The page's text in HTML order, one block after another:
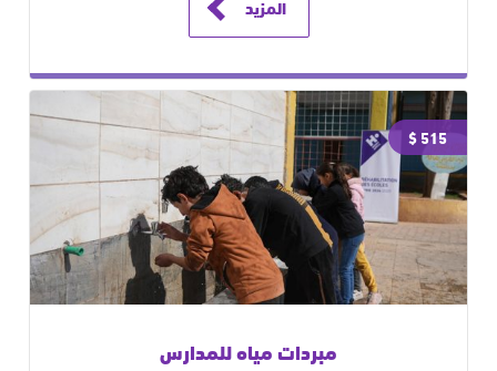
المزيد
515 $
مبردات مياه للمدارس